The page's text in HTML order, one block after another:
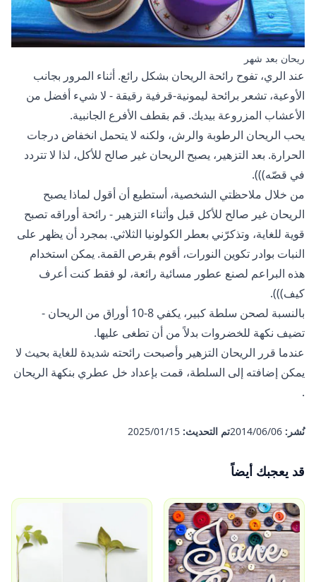
ريحان بعد شهر
عند الري، تفوح رائحة الريحان بشكل رائع. أثناء المرور بجانب
الأوعية، تشعر برائحة ليمونية-قرفية رقيقة - لا شيء أفضل من
الأعشاب المزروعة بيديك. قم بقطف الأفرع الجانبية.
يحب الريحان الرطوبة والرش، ولكنه لا يتحمل انخفاض درجات
الحرارة. بعد التزهير، يصبح الريحان غير صالح للأكل، لذا لا تتردد
في قصّه))).
من خلال ملاحظتي الشخصية، أستطيع أن أقول لماذا يصبح
الريحان غير صالح للأكل قبل وأثناء التزهير - رائحة أوراقه تصبح
قوية للغاية، وتذكرّني بعطر الكولونيا الثلاثي. بمجرد أن يظهر على
النبات بوادر تكوين النورات، أقوم بقرص القمة. يمكن استخدام
هذه البراعم لصنع عطور مسائية رائعة، لو فقط كنت أعرف
كيف))).
بالنسبة لصحن سلطة كبير، يكفي 8-10 أوراق من الريحان -
تضيف نكهة للخضروات بدلاً من أن تطغى عليها.
عندما قرر الريحان التزهير وأصبحت رائحته شديدة للغاية بحيث لا
يمكن إضافته إلى السلطة، قمت بإعداد خل عطري بنكهة الريحان
.
نُشر: 06‏/06‏/2014 تم التحديث: 15‏/01‏/2025
قد يعجبك أيضاً